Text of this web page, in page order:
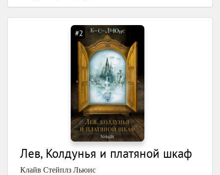
#2
Лев, Колдунья и платяной шкаф
Клайв Стейплз Льюис